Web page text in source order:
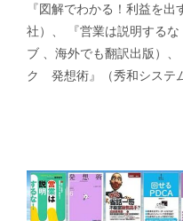
『図解でわかる！利益を
社）、 『営業は説明する
ブ 、海外でも翻訳出版）
ク 発想術』（秀和システ